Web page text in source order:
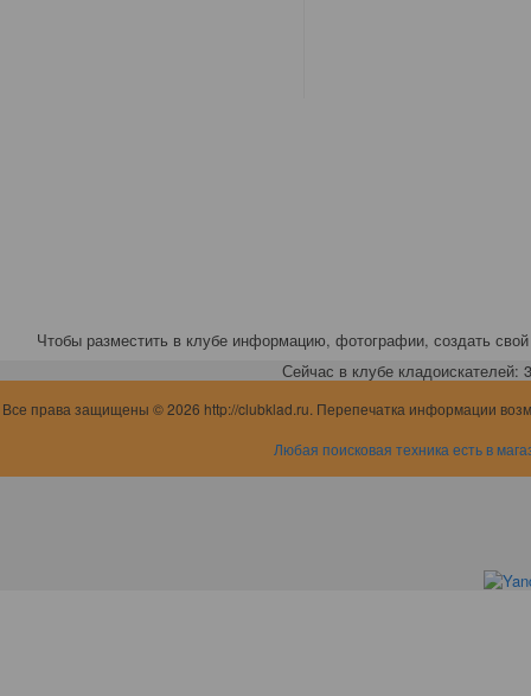
Чтобы разместить в клубе информацию, фотографии, создать свой
Сейчас в клубе кладоискателей:
Все права защищены © 2026 http://clubklad.ru. Перепечатка информации
Любая поисковая техника есть в